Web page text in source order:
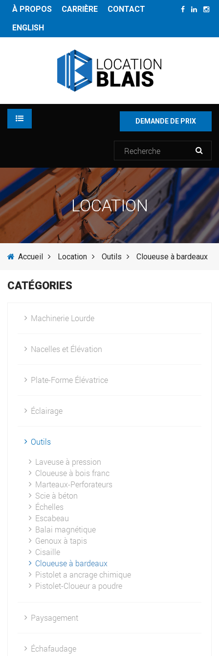
À PROPOS CARRIÈRE
CONTACT
ENGLISH
LOCATION
INVENTAIRE
SERVICES
ACTUALITÉS
FOURNISSEURS
DEMANDE DE PRIX
LOCATION
Accueil Location Outils Cloueuse à bardeaux
CATÉGORIES
Machinerie Lourde
Nacelles et Élévation
Plate-Forme Élévatrice
Éclairage
Outils
Laveuse à pression
Cloueuse à bois franc
Marteaux-Perforateurs
Scie à béton
Échelles
Escabeau
Balai magnétique
Genoux à tapis
Cisaille
Cloueuse à bardeaux
Pistolet a ancrage chimique
Pistolet-Cloueur a poudre
Paysagement
Échafaudage